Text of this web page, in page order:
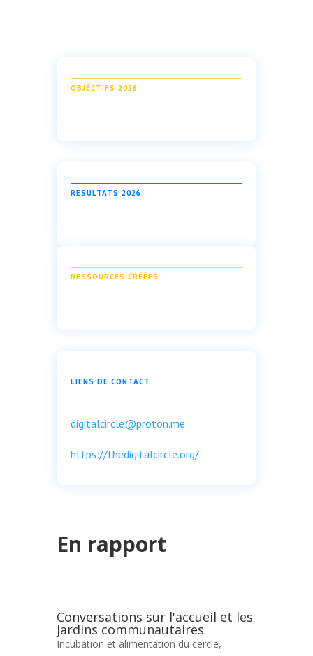
OBJECTIFS 2026
RÉSULTATS 2026
RESSOURCES CRÉÉES
LIENS DE CONTACT
digitalcircle@proton.me
https://thedigitalcircle.org/
En rapport
Conversations sur l'accueil et les
jardins communautaires
Incubation et alimentation du cercle,